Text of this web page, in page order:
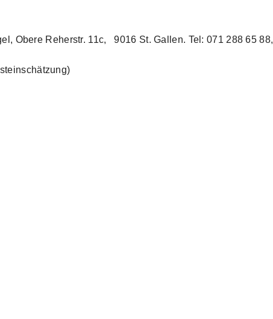
Obere Reherstr. 11c, 9016 St. Gallen. Tel: 071 288 65 88,